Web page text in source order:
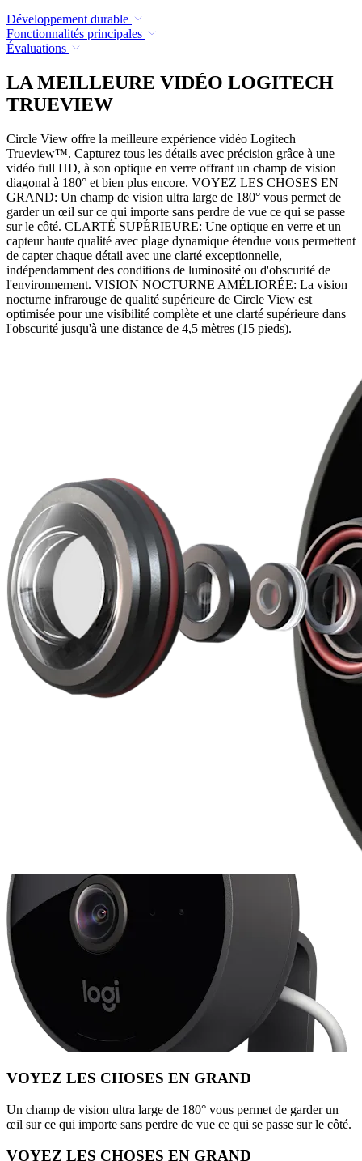
Développement durable
Fonctionnalités principales
Évaluations
LA MEILLEURE VIDÉO LOGITECH
TRUEVIEW
Circle View offre la meilleure expérience vidéo Logitech
Trueview™. Capturez tous les détails avec précision grâce à une
vidéo full HD, à son optique en verre offrant un champ de vision
diagonal à 180° et bien plus encore. VOYEZ LES CHOSES EN
GRAND: Un champ de vision ultra large de 180° vous permet de
garder un œil sur ce qui importe sans perdre de vue ce qui se passe
sur le côté. CLARTÉ SUPÉRIEURE: Une optique en verre et un
capteur haute qualité avec plage dynamique étendue vous permettent
de capter chaque détail avec une clarté exceptionnelle,
indépendamment des conditions de luminosité ou d'obscurité de
l'environnement. VISION NOCTURNE AMÉLIORÉE: La vision
nocturne infrarouge de qualité supérieure de Circle View est
optimisée pour une visibilité complète et une clarté supérieure dans
l'obscurité jusqu'à une distance de 4,5 mètres (15 pieds).
VOYEZ LES CHOSES EN GRAND
Un champ de vision ultra large de 180° vous permet de garder un
œil sur ce qui importe sans perdre de vue ce qui se passe sur le côté.
VOYEZ LES CHOSES EN GRAND